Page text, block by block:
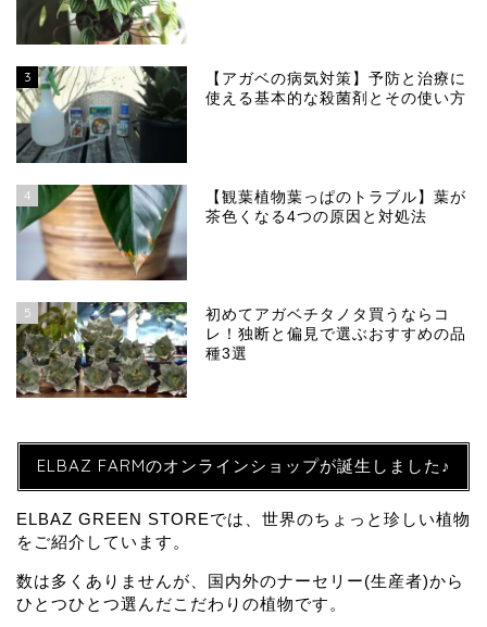
3
【アガベの病気対策】予防と治療に
使える基本的な殺菌剤とその使い方
4
【観葉植物葉っぱのトラブル】葉が
茶色くなる4つの原因と対処法
5
初めてアガベチタノタ買うならコ
レ！独断と偏見で選ぶおすすめの品
種3選
ELBAZ FARMのオンラインショップが誕生しました♪
ELBAZ GREEN STOREでは、世界のちょっと珍しい植物
をご紹介しています。
数は多くありませんが、国内外のナーセリー(生産者)から
ひとつひとつ選んだこだわりの植物です。